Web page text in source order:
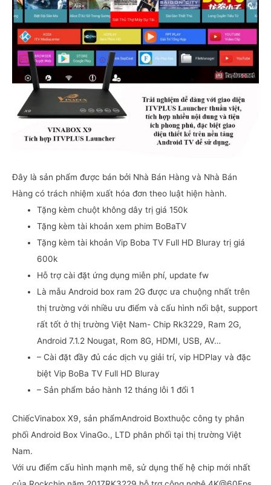
Đây là sản phẩm được bán bởi Nhà Bán Hàng và Nhà Bán
Hàng có trách nhiệm xuất hóa đơn theo luật hiện hành.
Tặng kèm chuột không dây trị giá 150k
Tặng kèm tài khoản xem phim BoBaTV
Tặng kèm tài khoản Vip Boba TV Full HD Bluray trị giá
600k
Hỗ trợ cài đặt ứng dụng miễn phí, update fw
Là mẫu Android box ram 2G được ưa chuộng nhất trên
thị trường với nhiều ưu điểm và cấu hình nổi bật, support
rất tốt ở thị trường Việt Nam- Chip Rk3229, Ram 2G,
Android 7.1.2 Nougat, Rom 8G, HDMI, USB, AV…
– Cài đặt đầy đủ các dịch vụ giải trí, vip HDPlay và đặc
biệt Vip BoBa TV Full HD Bluray
– Sản phẩm bảo hành 12 tháng lỗi 1 đổi 1
ChiếcVinabox X9, sản phẩmAndroid Boxthuộc công ty phân
phối Android Box VinaGo., LTD phân phối tại thị trường Việt
Nam.
Với ưu điểm cấu hình mạnh mẽ, sử dụng thế hệ chip mới nhất